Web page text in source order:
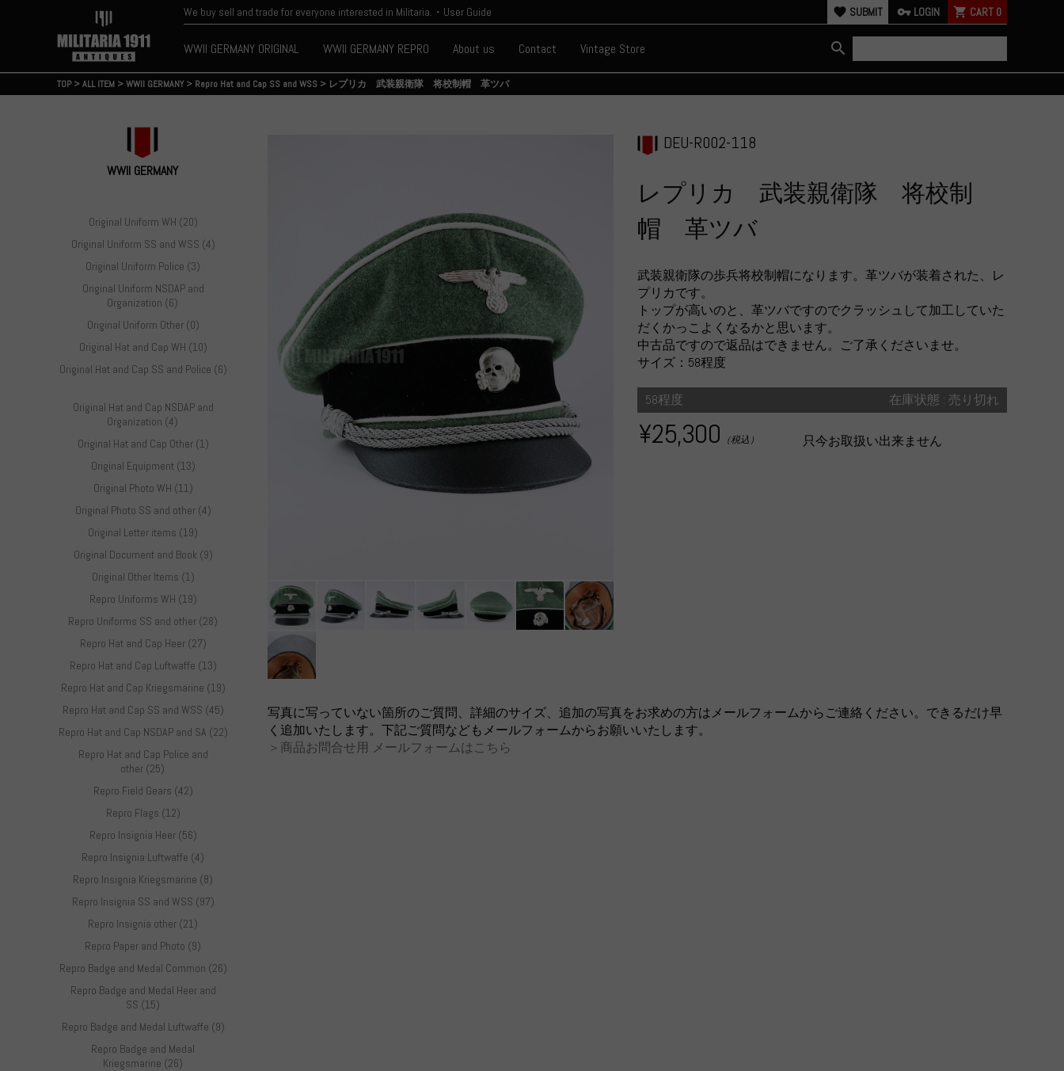
We buy sell and trade for everyone interested in Militaria.・User Guide favorite SUBMIT vpn_key LOGIN shopping_cart CART 0
WWII GERMANY ORIGINAL WWII GERMANY REPRO About us Contact Vintage Store search
TOP>ALL ITEM >WWII GERMANY > Repro Hat and Cap SS and WSS > レプリカ 武装親衛隊 将校制帽 革ツバ
WWII GERMANY
Original Uniform WH (20)
Original Uniform SS and WSS (4)
Original Uniform Police (3)
Original Uniform NSDAP and
Organization (6)
Original Uniform Other (0)
Original Hat and Cap WH (10)
Original Hat and Cap SS and Police (6)
Original Hat and Cap NSDAP and
Organization (4)
Original Hat and Cap Other (1)
Original Equipment (13)
Original Photo WH (11)
Original Photo SS and other (4)
Original Letter items (19)
Original Document and Book (9)
Original Other Items (1)
Repro Uniforms WH (19)
Repro Uniforms SS and other (28)
Repro Hat and Cap Heer (27)
Repro Hat and Cap Luftwaffe (13)
Repro Hat and Cap Kriegsmarine (19)
Repro Hat and Cap SS and WSS (45)
Repro Hat and Cap NSDAP and SA (22)
Repro Hat and Cap Police and
other (25)
Repro Field Gears (42)
Repro Flags (12)
Repro Insignia Heer (56)
Repro Insignia Luftwaffe (4)
Repro Insignia Kriegsmarine (8)
Repro Insignia SS and WSS (97)
Repro Insignia other (21)
Repro Paper and Photo (9)
Repro Badge and Medal Common (26)
Repro Badge and Medal Heer and
SS (15)
Repro Badge and Medal Luftwaffe (9)
Repro Badge and Medal
Kriegsmarine (26)
DEU-R002-118
レプリカ 武装親衛隊 将校制
帽 革ツバ
武装親衛隊の歩兵将校制帽になります。革ツバが装着された、レ
プリカです。
トップが高いのと、革ツバですのでクラッシュして加工していた
だくかっこよくなるかと思います。
中古品ですので返品はできません。ご了承くださいませ。
サイズ：58程度
58程度 在庫状態 : 売り切れ
¥25,300 （税込） 只今お取扱い出来ません
写真に写っていない箇所のご質問、詳細のサイズ、追加の写真をお求めの方はメールフォームからご連絡ください。できるだけ早
く追加いたします。下記ご質問などもメールフォームからお願いいたします。
＞商品お問合せ用 メールフォームはこちら